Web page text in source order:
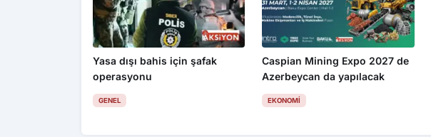
Yasa dışı bahis için şafak
operasyonu
GENEL
Caspian Mining Expo 2027 de
Azerbeycan da yapılacak
EKONOMI